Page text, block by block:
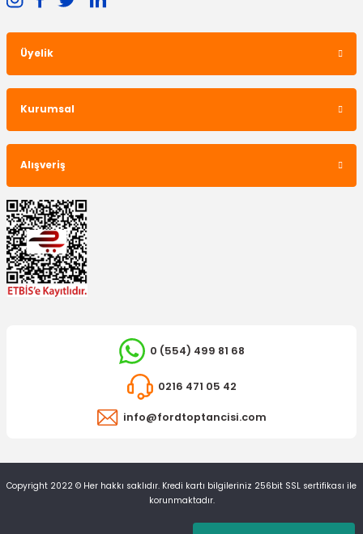
Üyelik
Kurumsal
Alışveriş
0 (554) 499 81 68
0216 471 05 42
info@fordtoptancisi.com
Copyright 2022 © Her hakkı saklıdır. Kredi kartı bilgileriniz 256bit SSL sertifikası ile
korunmaktadır.